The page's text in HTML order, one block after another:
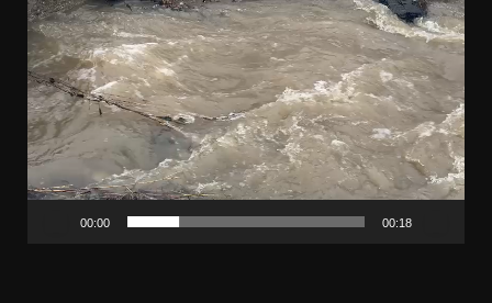
Player
video
00:00 00:18